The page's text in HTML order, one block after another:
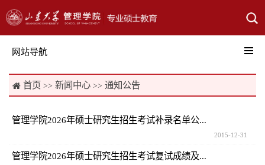
网站导航
 首页 >> 新闻中心 >> 通知公告
管理学院2026年硕士研究生招生考试补录名单公...
2015-12-31
管理学院2026年硕士研究生招生考试复试成绩及...